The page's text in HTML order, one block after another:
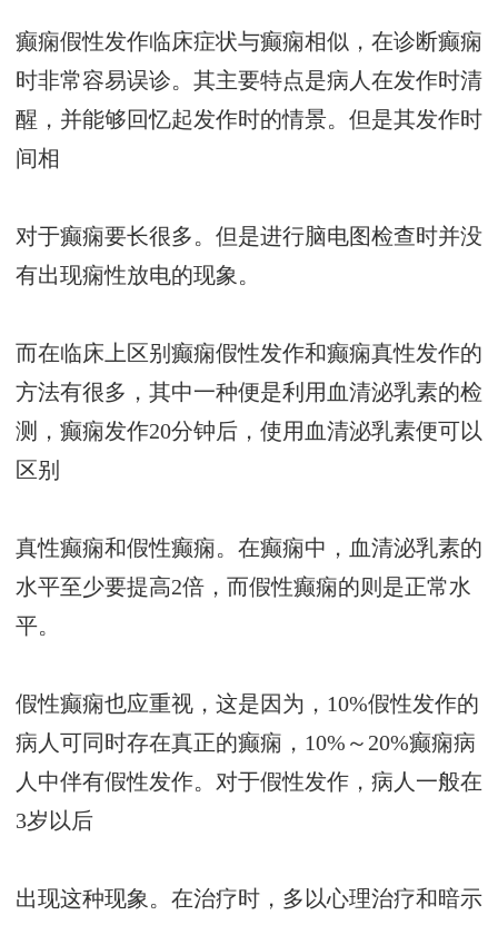
癫痫假性发作临床症状与癫痫相似，在诊断癫痫
时非常容易误诊。其主要特点是病人在发作时清
醒，并能够回忆起发作时的情景。但是其发作时
间相
对于癫痫要长很多。但是进行脑电图检查时并没
有出现痫性放电的现象。
而在临床上区别癫痫假性发作和癫痫真性发作的
方法有很多，其中一种便是利用血清泌乳素的检
测，癫痫发作20分钟后，使用血清泌乳素便可以
区别
真性癫痫和假性癫痫。在癫痫中，血清泌乳素的
水平至少要提高2倍，而假性癫痫的则是正常水
平。
假性癫痫也应重视，这是因为，10%假性发作的
病人可同时存在真正的癫痫，10%～20%癫痫病
人中伴有假性发作。对于假性发作，病人一般在
3岁以后
出现这种现象。在治疗时，多以心理治疗和暗示